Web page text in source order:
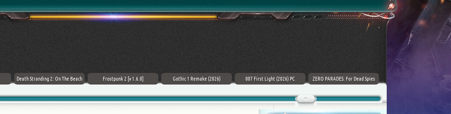
Death Stranding 2: On The Beach Frostpunk 2 [v 1.6.0] Gothic 1 Remake (2026) 007 First Light (2026) PC
ZERO PARADES: For Dead Spies
Mount & Blade II: Bannerlord [v